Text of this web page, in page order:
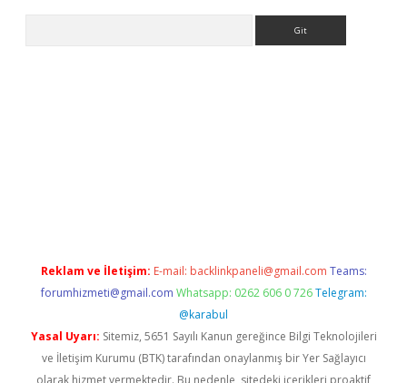
Reklam ve İletişim: E-mail: backlinkpaneli@gmail.com Teams:
forumhizmeti@gmail.com Whatsapp: 0262 606 0 726 Telegram:
@karabul
Yasal Uyarı: Sitemiz, 5651 Sayılı Kanun gereğince Bilgi Teknolojileri
ve İletişim Kurumu (BTK) tarafından onaylanmış bir Yer Sağlayıcı
olarak hizmet vermektedir. Bu nedenle, sitedeki içerikleri proaktif